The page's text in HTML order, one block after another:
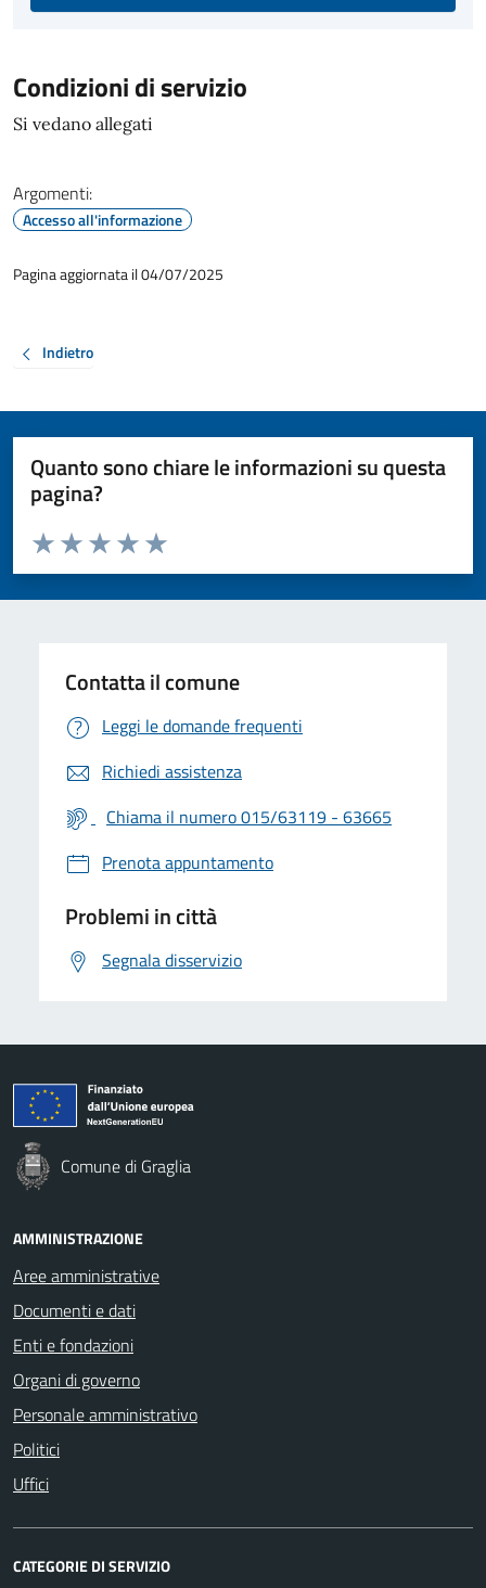
Condizioni di servizio
Si vedano allegati
Argomenti:
Accesso all'informazione
Pagina aggiornata il 04/07/2025
Indietro
Quanto sono chiare le informazioni su questa
pagina?
Valuta da 1 a 5 stelle la pagina
Valuta 5 stelle su 5
Valuta 4 stelle su 5
Valuta 3 stelle su 5
Valuta 2 stelle su 5
Valuta 1 stelle su 5
Contatta il comune
Leggi le domande frequenti
Richiedi assistenza
Chiama il numero 015/63119 - 63665
Prenota appuntamento
Problemi in città
Segnala disservizio
Comune di Graglia
AMMINISTRAZIONE
Aree amministrative
Documenti e dati
Enti e fondazioni
Organi di governo
Personale amministrativo
Politici
Uffici
CATEGORIE DI SERVIZIO